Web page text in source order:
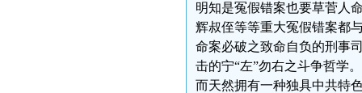
明知是冤假错案也要草菅人
辉叔侄等等重大冤假错案都
命案必破之致命自负的刑事
击的宁“左”勿右之斗争哲学
而天然拥有一种独具中共特